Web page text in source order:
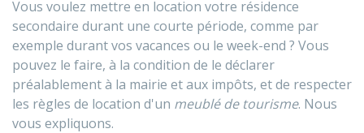
Vous voulez mettre en location votre résidence
secondaire durant une courte période, comme par
exemple durant vos vacances ou le week-end ? Vous
pouvez le faire, à la condition de le déclarer
préalablement à la mairie et aux impôts, et de respecter
les règles de location d'un meublé de tourisme. Nous
vous expliquons.